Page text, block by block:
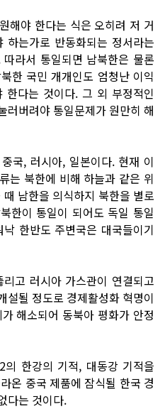
해야 한다는 식은 오히려 저 거
는가로 반동화되는 정서라는
라서 통일되면 남북한은 물론
한 국민 개개인도 엄청난 이익
다는 것이다. 그 외 부정적인
러버려야 통일문제가 원만히 해
국, 러시아, 일본이다. 현재 이
는 북한에 비해 하늘과 같은 위
남한을 의식하지 북한을 별로
한이 통일이 되어도 독일 통일
한반도 주변국은 대국들이기
고 러시아 가스관이 연결되고
설될 정도로 경제활성화 혁명이
해소되어 동북아 평화가 안정
의 한강의 기적, 대동강 기적을
온 중국 제품에 잠식될 한국 경
다는 것이다.